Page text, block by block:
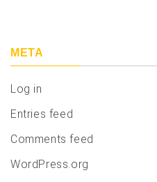
META
Log in
Entries feed
Comments feed
WordPress.org